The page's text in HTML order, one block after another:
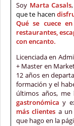
Soy Marta Casals
que te hacen
Qué se cuece
restaurantes,
con encanto.
Licenciada en
+ Master en
12 años en
formación y el
últimos años, me
gastronómicay
más clientes a un
que hago en la